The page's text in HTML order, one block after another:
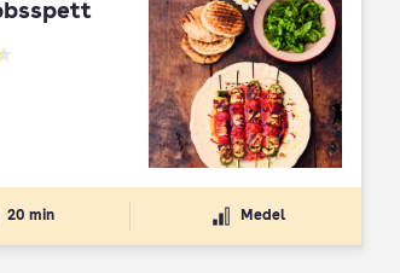
av 5
20 min Medel